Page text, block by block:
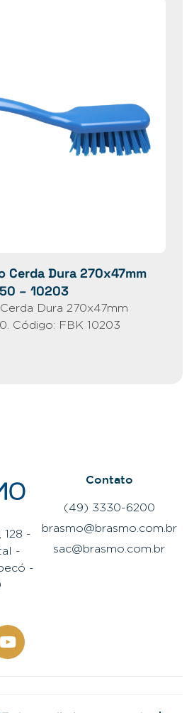
Cerda Dura 270x47mm
– 10203
Dura 270x47mm
Código: FBK 10203
128 -
-
-
Contato
(49) 3330-6200
brasmo@brasmo.com.br
sac@brasmo.com.br